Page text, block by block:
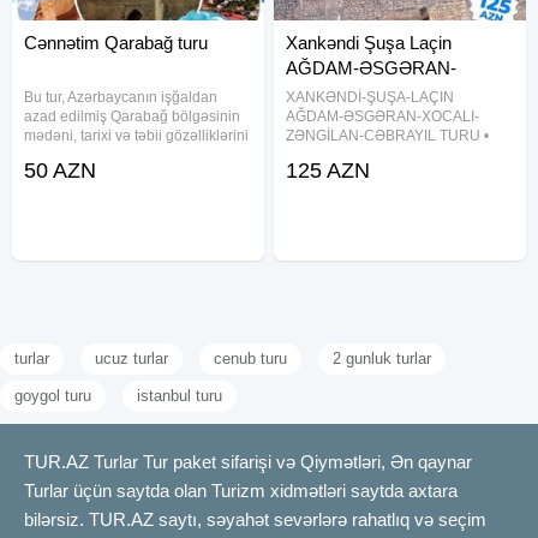
Cənnətim Qarabağ turu
Bu tur, Azərbaycanın işğaldan
azad edilmiş Qarabağ bölgəsinin
mədəni, tarixi və təbii gözəlliklərini
xüsusi bir səyahət təklifidir. Turun
50 AZN
Xankəndi Şuşa Laçin
AĞDAM-ƏSGƏRAN-
XOCALI-ZƏNGİLAN-
CƏBRAYIL
XANKƏNDİ-ŞUŞA-LAÇIN
AĞDAM-ƏSGƏRAN-XOCALI-
ZƏNGİLAN-CƏBRAYIL TURU •
HOTEL 5* 169 azn. QARABAĞ
125 AZN
turlar ucuz turlar cenub turu 2 gunluk turlar
goygol turu istanbul turu
TUR.AZ Turlar Tur paket sifarişi və Qiymətləri, Ən qaynar
Turlar üçün saytda olan Turizm xidmətləri saytda axtara
bilərsiz. TUR.AZ saytı, səyahət sevərlərə rahatlıq və seçim